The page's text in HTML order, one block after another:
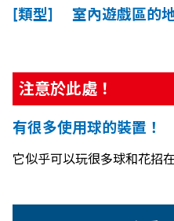
[類型] 室內遊戲區的
注意於此處！
有很多使用球的裝置！
它似乎可以玩很多球和花招